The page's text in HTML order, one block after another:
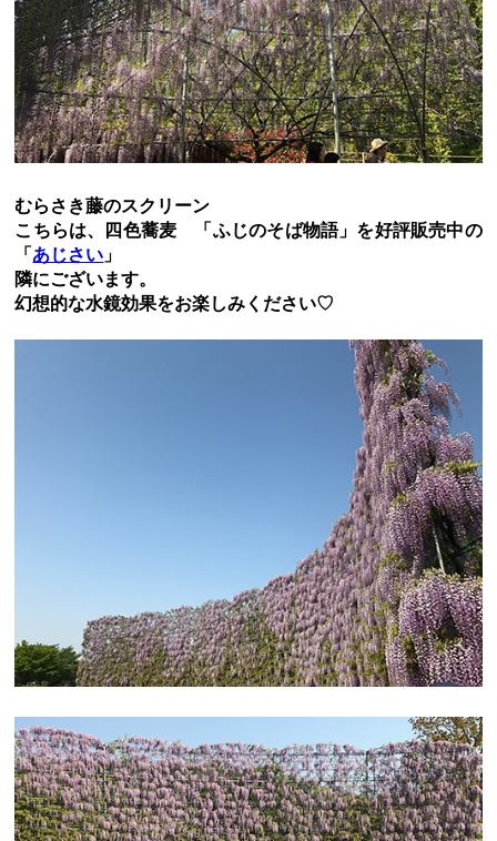
むらさき藤のスクリーン
こちらは、四色蕎麦 「ふじのそば物語」を好評販売中の
「あじさい 」
隣にございます。
幻想的な水鏡効果をお楽しみください♡